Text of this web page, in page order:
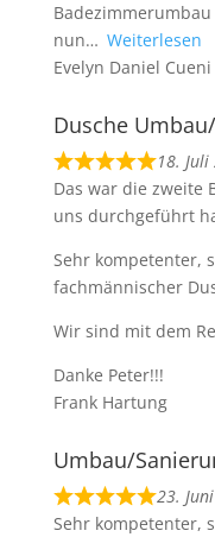
nun
Weiterlesen
Evelyn Daniel Cueni
Dusche
18.
Das war die zweite
uns durchgeführt
Sehr kompetenter,
fachmännischer
Wir sind mit dem
Danke Peter!!!
Frank Hartung
Umbau/
23.
Sehr kompetenter,